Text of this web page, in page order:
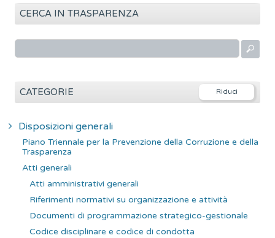
CERCA IN TRASPARENZA
r
CATEGORIE
Disposizioni generali
Piano Triennale per la Prevenzione della Corruzione e della
Trasparenza
Atti generali
Atti amministrativi generali
Riferimenti normativi su organizzazione e attività
Documenti di programmazione strategico-gestionale
Codice disciplinare e codice di condotta